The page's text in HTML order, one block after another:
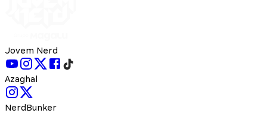
Jovem Nerd
Azaghal
NerdBunker